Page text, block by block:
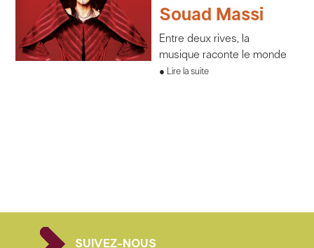
Souad Massi
Entre deux rives, la
musique raconte le monde
Lire la suite
SUIVEZ-NOUS